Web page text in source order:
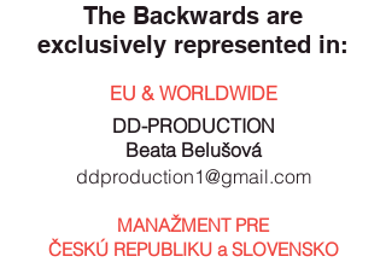
The Backwards are
exclusively represented in:
EU & WORLDWIDE
DD-PRODUCTION
Beata Belušová
ddproduction1@gmail.com
MANAŽMENTPRE
ČESKÚ REPUBLIKU a SLOVENSKO